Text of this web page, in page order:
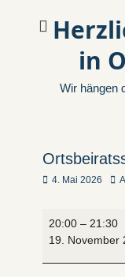
in
Wir hängen
Veröffentlicht
4. Mai 2026
20:00 – 21:30
19. November